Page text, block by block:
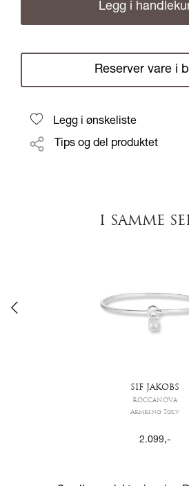
Legg i
Reserver vare i
Legg i ønskeliste
Tips og del produktet
I SAMME
SIF JAKOBS
ROCCANOVA
Armring Sølv
2.099,-